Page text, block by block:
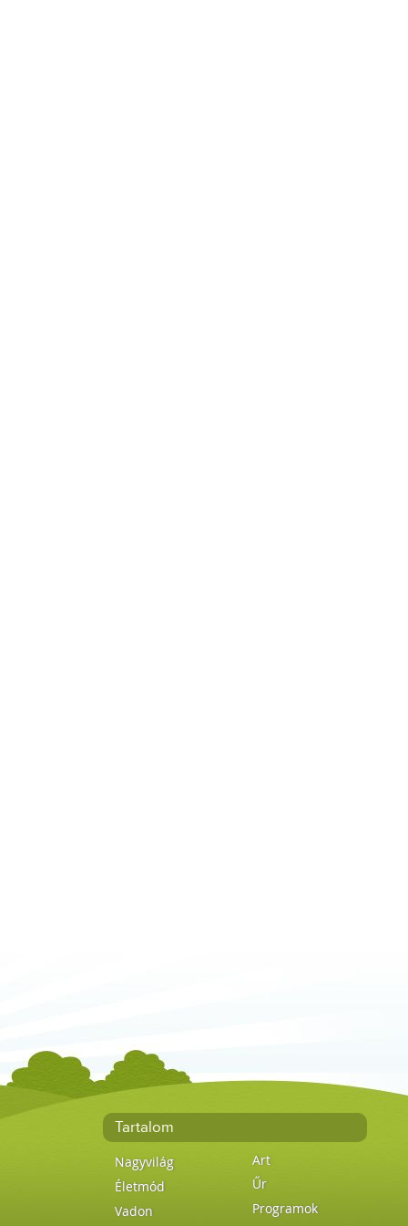
Tartalom
Nagyvilág
Életmód
Vadon
Art
Űr
Programok